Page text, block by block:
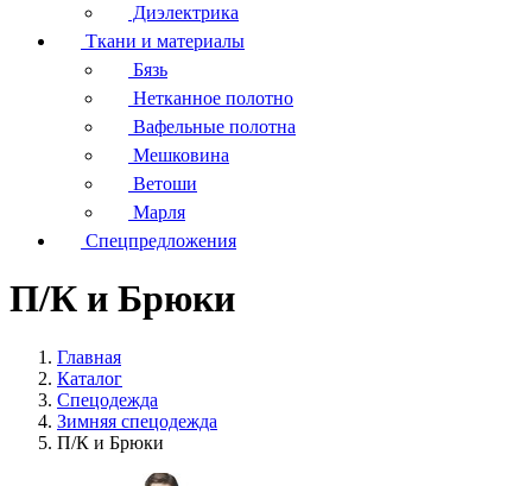
Диэлектрика
Ткани и материалы
Бязь
Нетканное полотно
Вафельные полотна
Мешковина
Ветоши
Марля
Спецпредложения
П/К и Брюки
Главная
Каталог
Спецодежда
Зимняя спецодежда
П/К и Брюки